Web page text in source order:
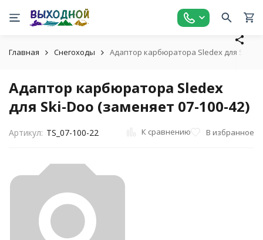
Главная Снегоходы Адаптор карбюратора Sledex для Ski-
Адаптор карбюратора Sledex
для Ski-Doo (заменяет 07-100-42)
Артикул: TS_07-100-22 К сравнению В избранное